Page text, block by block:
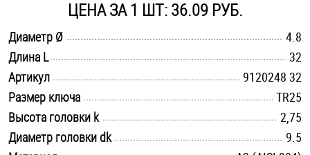
Хомуты
Шайбы
Шпильки
Шплинты
ЦЕНА ЗА 1 ШТ: 36.09 РУБ.
Диаметр Ø
4.8
Длина L
32
Артикул
9120248 32
Размер ключа
TR25
Высота головки k
2,75
Диаметр головки dk
9.5